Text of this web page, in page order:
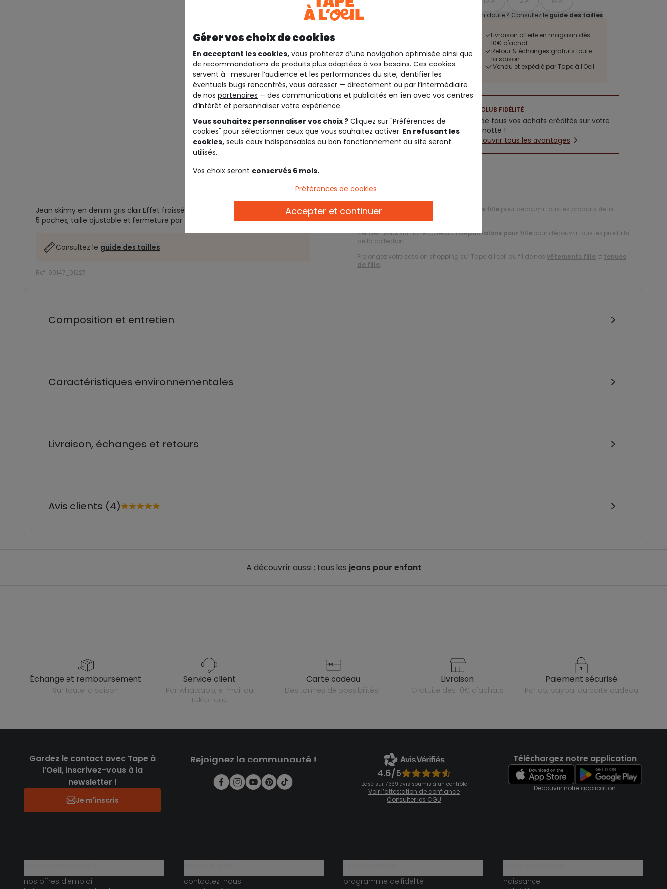
Un doute ? Consultez le guide des tailles
Livraison offerte en magasin dès
10€ d'achat
Retour & échanges gratuits toute
la saison
Vendu et expédié par Tape à l'Oeil
CLUB FIDÉLITÉ
5% de tous vos achats crédités sur votre
cagnotte !
Découvrir tous les avantages
Description
Jean skinny en denim gris clair.Effet froissé et délavé.
5 poches, taille ajustable et fermeture par zip et bouton pression.
Consultez le guide des tailles
Ref. 90147_01227
Rendez-vous sur notre collection de jeans fille pour découvrir tous les produits de la
collection.
Rendez-vous sur notre collection depantalons pour fille pour découvrir tous les produits
de la collection.
Prolongez votre session shopping sur Tape à l'oeil au fil de nos vêtements fille et tenues
de fille.
Composition et entretien
Caractéristiques environnementales
Livraison, échanges et retours
Avis clients (4)
A découvrir aussi : tous les jeans pour enfant
échange et remboursement
sur toute la saison
service client
par whatsapp, e-mail ou
téléphone
carte cadeau
des tonnes de possibilités !
livraison
gratuite dès 10€ d'achats
paiement sécurisé
par cb, paypal ou carte cadeau
Gardez le contact avec Tape à
l’Oeil, inscrivez-vous à la
newsletter !
Je m'inscris
Rejoignez la communauté !
4.6/5
Basé sur 7 339 avis soumis à un contrôle
Voir l’attestation de confiance
Consulter les CGU
Téléchargez notre application
Découvrir notre application
nos offres d'emploi
contactez-nous
programme de fidélité
naissance
Gérer vos choix de cookies
En acceptant les cookies, vous profiterez d’une navigation optimisée ainsi que
de recommandations de produits plus adaptées à vos besoins. Ces cookies
servent à : mesurer l’audience et les performances du site, identifier les
éventuels bugs rencontrés, vous adresser — directement ou par l’intermédiaire
de nos partenaires — des communications et publicités en lien avec vos centres
d’intérêt et personnaliser votre expérience.
Vous souhaitez personnaliser vos choix ? Cliquez sur "Préférences de
cookies" pour sélectionner ceux que vous souhaitez activer. En refusant les
cookies, seuls ceux indispensables au bon fonctionnement du site seront
utilisés.
Vos choix seront conservés 6 mois.
Préférences de cookies
Accepter et continuer